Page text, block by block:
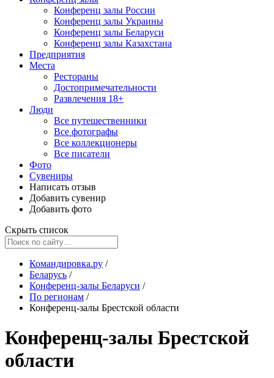
Конференц залы России
Конференц залы Украины
Конференц залы Беларуси
Конференц залы Казахстана
Предприятия
Места
Рестораны
Достопримечательности
Развлечения 18+
Люди
Все путешественники
Все фотографы
Все коллекционеры
Все писатели
Фото
Сувениры
Написать отзыв
Добавить сувенир
Добавить фото
Скрыть список
Командировка.ру /
Беларусь /
Конференц-залы Беларуси /
По регионам /
Конференц-залы Брестской области
Конференц-залы Брестской
области